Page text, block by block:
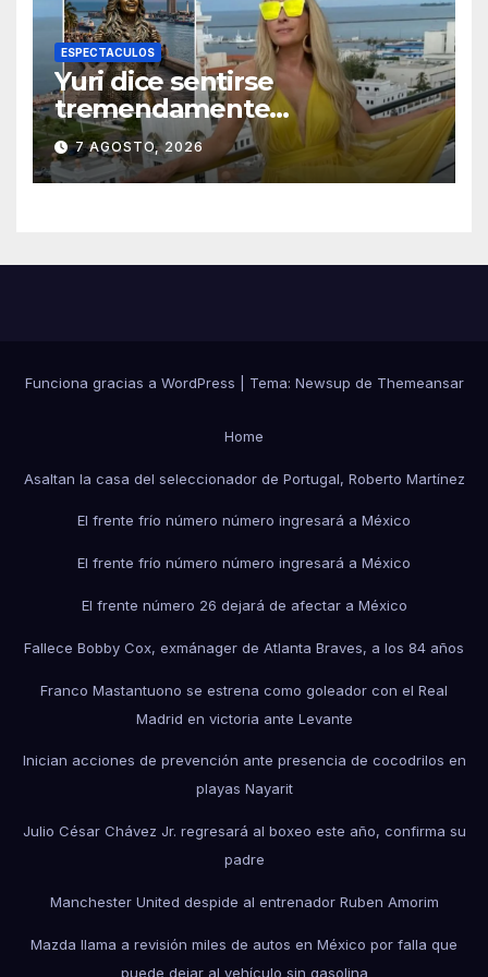
ESPECTACULOS
Yuri dice sentirse
tremendamente
emocionada sobre su estatua
que le harán en Veracruz
7 AGOSTO, 2026
Funciona gracias a WordPress Tema: Newsup de Themeansar
Home
Asaltan la casa del seleccionador de Portugal, Roberto Martínez
El frente frío número número ingresará a México
El frente frío número número ingresará a México
El frente número 26 dejará de afectar a México
Fallece Bobby Cox, exmánager de Atlanta Braves, a los 84 años
Franco Mastantuono se estrena como goleador con el Real
Madrid en victoria ante Levante
Inician acciones de prevención ante presencia de cocodrilos en
playas Nayarit
Julio César Chávez Jr. regresará al boxeo este año, confirma su
padre
Manchester United despide al entrenador Ruben Amorim
Mazda llama a revisión miles de autos en México por falla que
puede dejar al vehículo sin gasolina